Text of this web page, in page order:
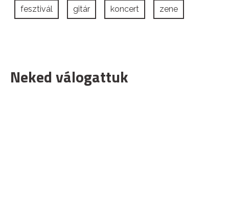
fesztivál gitár koncert zene
Neked válogattuk